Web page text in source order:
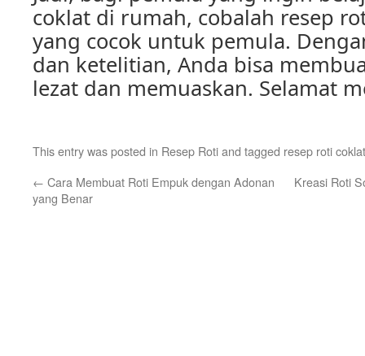
coklat di rumah, cobalah resep
yang cocok untuk pemula.
dan ketelitian, Anda bisa
lezat dan memuaskan. Selamat
This entry was posted in Resep Rotiand tagged resep roti coklat
← Cara Membuat Roti Empuk dengan Adonan
yang Benar
Kreasi Roti